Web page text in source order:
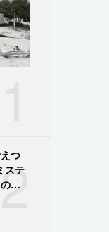
2
つ
ステ
献